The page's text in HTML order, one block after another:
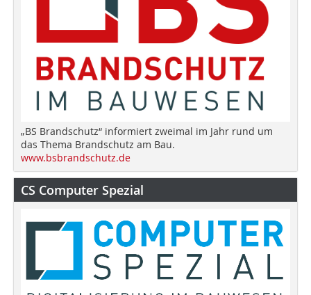
„BS Brandschutz“ informiert zweimal im Jahr rund um
das Thema Brandschutz am Bau.
www.bsbrandschutz.de
CS Computer Spezial